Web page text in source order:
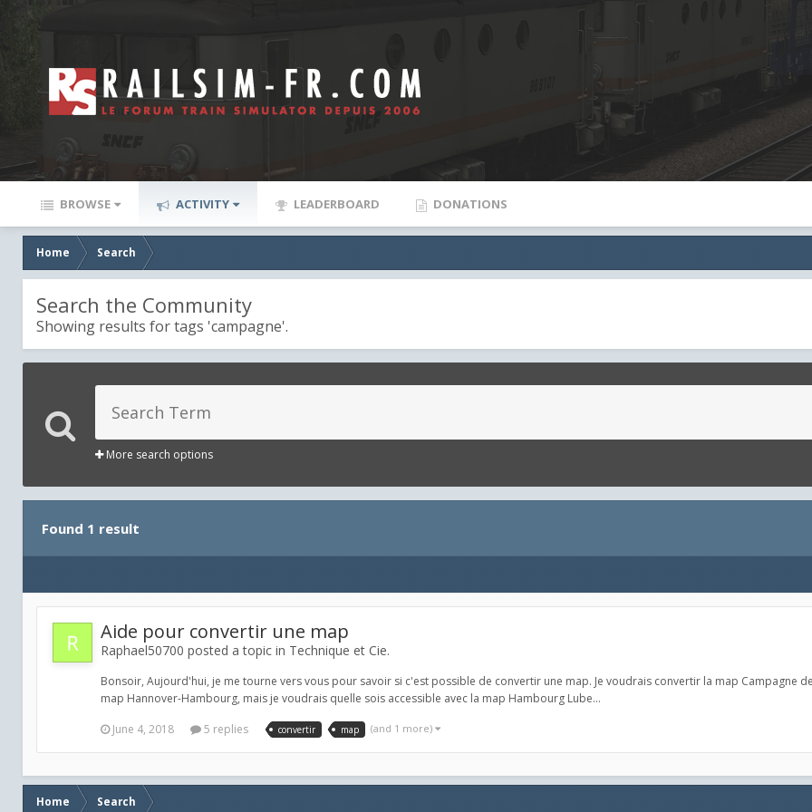
BROWSE ACTIVITY LEADERBOARD DONATIONS
Home Search
Search the Community
Showing results for tags 'campagne'.
More search options
Found 1 result
Aide pour convertir une map
Raphael50700 posted a topic in Technique et Cie.
Bonsoir, Aujourd'hui, je me tourne vers vous pour savoir si c'est possible de convertir une map. Je voudrais convertir la map Campagne
map Hannover-Hambourg, mais je voudrais quelle sois accessible avec la map Hambourg Lube...
June 4, 2018
5 replies convertir map (and 1 more)
Home Search